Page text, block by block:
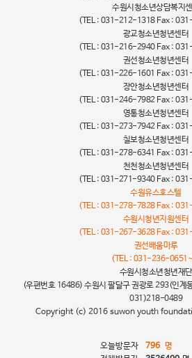
수원시청소년상담복지
(TEL : 031-212-1318 Fax :
광교청소년청년센터
(TEL : 031-216-2940 Fax :
권선청소년청년센터
(TEL : 031-226-1601 Fax :
장안청소년청년센터
(TEL : 031-246-7982 Fax :
영통청소년청년센터
(TEL : 031-273-7942 Fax :
칠보청소년청년센터
(TEL : 031-278-6341 Fax :
천천청소년청년센터
(TEL : 031-271-9340 Fax :
수원유스호스텔
(TEL : 031-278-7828 Fax :
수원시청년지원센터
(TEL : 031-267-3628 Fax :
권선배움마루
(TEL : 031-236-
수원시청소년청년재단
(우편번호 16486) 수원시 팔달구 권광로 293(인
031)218-0489
Copyright (c) 2016 suwon youth
오늘방문자 796 명